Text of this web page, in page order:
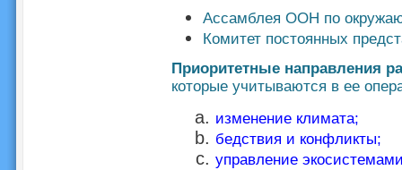
Ассамблея ООН по
Комитет постоянных
Приоритетные направления
которые учитываются в ее
изменение климата;
бедствия и конфликты;
управление